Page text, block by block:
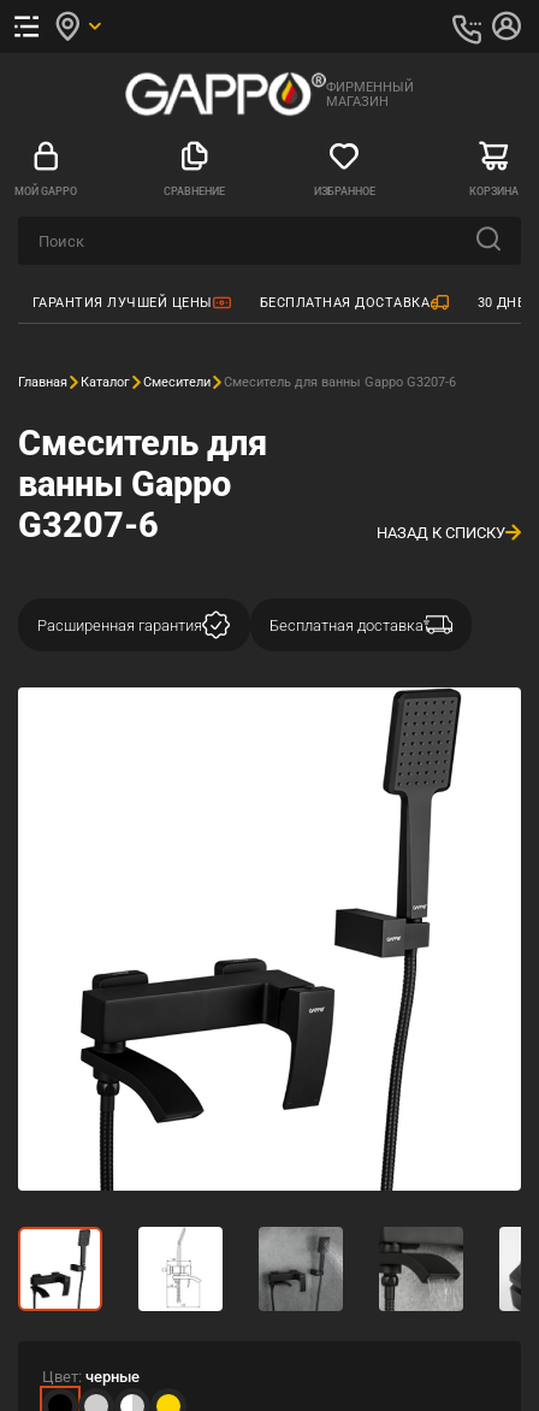
ФИРМЕННЫЙ
МАГАЗИН
МОЙ GAPPO СРАВНЕНИЕ ИЗБРАННОЕ КОРЗИНА
ГАРАНТИЯ ЛУЧШЕЙ ЦЕНЫ БЕСПЛАТНАЯ ДОСТАВКА 30
Главная Каталог Смесители Смеситель для ванны Gappo G3207-6
Смеситель для
ванны Gappo
G3207-6
НАЗАД К СПИСКУ
Расширенная гарантия Бесплатная доставка
Цвет: черные